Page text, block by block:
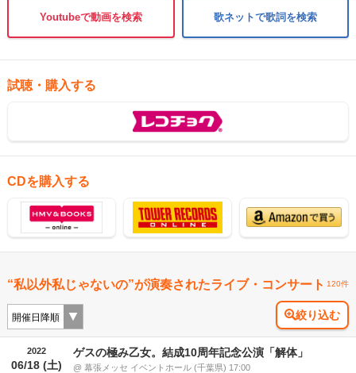
Youtubeで動画を検索 歌ネットで歌詞を検索
試聴・購入する
CDを購入する
“私以外私じゃないの”が演奏されたライブ・コンサート 120件
絞り込む
2022
06/18 (土)
ゲスの極み乙女。結成10周年記念公演「解体」
@ 幕張メッセ イベントホール (千葉県) 17:00